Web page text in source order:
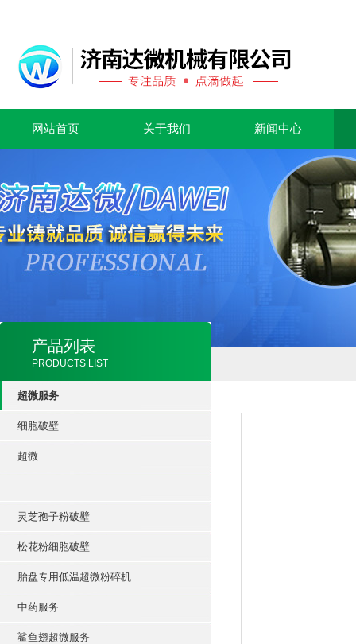
网站首页 关于我们 新闻中心
产品列表
PRODUCTS LIST
超微服务
细胞破壁
超微
灵芝孢子粉破壁
松花粉细胞破壁
胎盘专用低温超微粉碎机
中药服务
鲨鱼翅超微服务